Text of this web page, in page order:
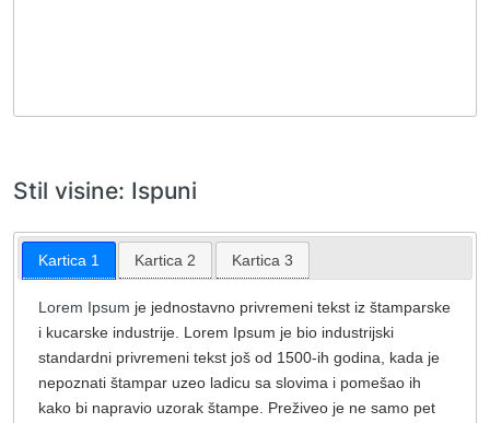
Stil visine: Ispuni
Kartica 1 Kartica 2 Kartica 3
Lorem Ipsum je jednostavno privremeni tekst iz štamparske
i kucarske industrije. Lorem Ipsum je bio industrijski
standardni privremeni tekst još od 1500-ih godina, kada je
nepoznati štampar uzeo ladicu sa slovima i pomešao ih
kako bi napravio uzorak štampe. Preživeo je ne samo pet